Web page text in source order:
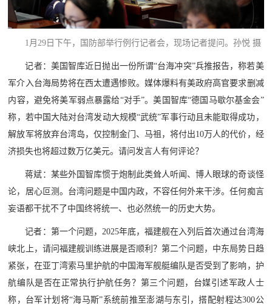
1月29日下午，国防部举行例行记者会，现场记者提问。孙悦 摄
记者：美国智库近日抛出一份所谓“台海冲突”兵推报告，称若美
军介入台海局势将在西太遭遇惨败。媒体爆料有美政府高官要求删减
内容，避免将美军弱点暴露给“对手”。美国智库“德国马歇尔基金会”
称，若中国大陆对台湾发动大规模“武统”军事行动且未能取得成功，
解放军将放弃台湾岛，仅控制金门、马祖，将付出10万人的代价，经
济损失也将超过数万亿美元。请问发言人有何评论？
蒋斌：某些外国智库惯于炮制此类耸人听闻、博人眼球的奇谈怪
论，居心叵测。台湾问题是中国内政，不容任何外来干涉。任何痴言
妄语都干扰不了中国终将统一、也必然统一的历史大势。
记者：第一个问题，2025年底，福建舰在入列后首次通过台湾海
峡北上，请问福建舰训练进展是否顺利？第二个问题，中东局势日趋
紧张，在亚丁湾索马里护航的中国海军舰艇编队是否受到了影响，护
航编队是否在正常执行护航任务？第三个问题，台媒引述军政人士
称，台军计划将“海马斯”系统前推至澎湖与东引，搭配射程达300公